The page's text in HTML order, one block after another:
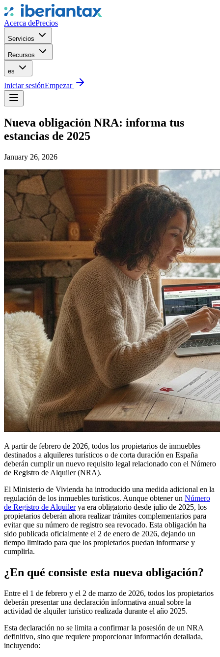
Acerca dePrecios
Servicios
Recursos
es
Iniciar sesiónEmpezar
Nueva obligación NRA: informa tus
estancias de 2025
January 26, 2026
A partir de febrero de 2026, todos los propietarios de inmuebles
destinados a alquileres turísticos o de corta duración en España
deberán cumplirun nuevo requisito legal relacionado con el Número
de Registro de Alquiler(NRA).
El Ministerio de Vivienda ha introducido una medida adicional en la
regulación de los inmuebles turísticos. Aunque obtener un Número
de Registro de Alquilerya era obligatorio desde julio de 2025, los
propietarios deberán ahora realizar trámites complementarios para
evitar que su número de registro sea revocado. Esta obligación ha
sido publicada oficialmente el 2 de enero de 2026, dejando un
tiempo limitado para que los propietarios puedan informarse y
cumplirla.
¿En qué consiste esta nueva obligación?
Entre el 1 de febrero y el 2 de marzo de 2026, todos los propietarios
deberán presentar una declaración informativa anual sobre la
actividad de alquiler turístico realizada durante el año 2025.
Esta declaración no se limita a confirmar la posesión de un NRA
definitivo, sino que requiere proporcionar información detallada,
incluyendo: